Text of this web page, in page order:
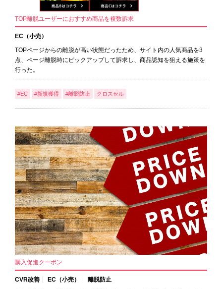
TOP離脱ユーザーにおすすめ商品を複数訴求
EC（小売）
TOPページからの離脱が高い状態だったため、サイト内の人気商品を3
点、ページ離脱時にピックアップして訴求し、商品認知を狙える施策を
行った。
#EC #新規獲得 #離脱防止 クロスセル
購入促進クーポン
CVR改善 EC（小売）
離脱防止